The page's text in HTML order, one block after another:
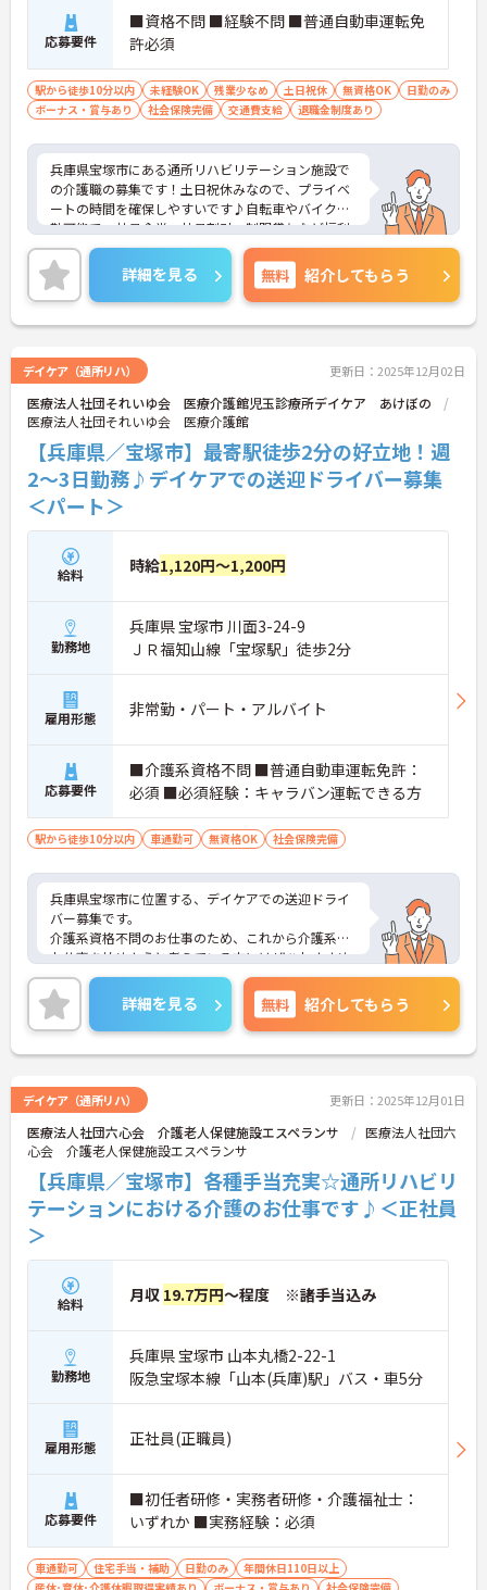
応募要件
■資格不問 ■経験不問 ■普通自動車運転免
許必須
駅から徒歩10分以内 未経験OK 残業少なめ 土日祝休 無資格OK
日勤のみ
ボーナス・賞与あり
社会保険完備 交通費支給 退職金制度あり
兵庫県宝塚市にある通所リハビリテーション施設で
の介護職の募集です！土日祝休みなので、プライベ
ートの時間を確保しやすいです♪自転車やバイク通
勤可能で、社員食堂・社員割引・制服貸与など福利
厚生が充実しています◎
ご興味がある方はご面接のポイントをお伝えします
ので、お気軽にお問い合わせください！
詳細を見る 無料 紹介してもらう
デイケア（通所リハ） 更新日：2025年12月02日
医療法人社団それいゆ会 医療介護館児玉診療所デイケア あけぼの
医療法人社団それいゆ会 医療介護館
【兵庫県／宝塚市】最寄駅徒歩2分の好立地！週
2～3日勤務♪デイケアでの送迎ドライバー募集
＜パート＞
給料 時給1,120円～1,200円
勤務地
兵庫県 宝塚市 川面3-24-9
ＪＲ福知山線「宝塚駅」徒歩2分
雇用形態 非常勤・パート・アルバイト
応募要件
■介護系資格不問 ■普通自動車運転免許：
必須 ■必須経験：キャラバン運転できる方
駅から徒歩10分以内 車通勤可 無資格OK 社会保険完備
兵庫県宝塚市に位置する、デイケアでの送迎ドライ
バー募集です。
介護系資格不問のお仕事のため、これから介護系の
お仕事を始めようと考えている方にはぜひおすすめ
のお仕事です。
最寄駅徒歩2分の好立地かつマイカー通勤も◎のた
め、様々な通勤手段から検討できます！マイカー通
勤検討の方にはうれしい無料駐車場もあり！
ご興味のある方は面接のポイントをお伝えいたしま
詳細を見る 無料 紹介してもらう
デイケア（通所リハ） 更新日：2025年12月01日
医療法人社団六心会 介護老人保健施設エスペランサ
医療法人社団六
心会 介護老人保健施設エスペランサ
【兵庫県／宝塚市】各種手当充実☆通所リハビリ
テーションにおける介護のお仕事です♪＜正社員
＞
給料 月収 19.7万円～程度 ※諸手当込み
勤務地
兵庫県 宝塚市 山本丸橋2-22-1
阪急宝塚本線「山本(兵庫)駅」バス・車5分
雇用形態 正社員(正職員)
応募要件
■初任者研修・実務者研修・介護福祉士：
いずれか ■実務経験：必須
車通勤可 住宅手当・補助 日勤のみ
年間休日110日以上